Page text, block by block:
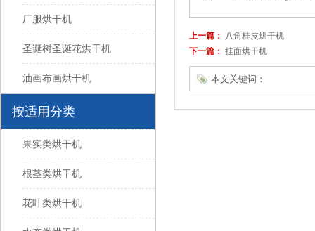
厂服烘干机
圣诞树圣诞花烘干机
油画布画烘干机
按适用分类
果实类烘干机
根茎类烘干机
花叶类烘干机
上一篇：
八角桂皮烘干机
下一篇： 挂面烘干机
本文关键词：